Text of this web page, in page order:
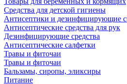
Средства для детской гигиены
Антисептики и дезинфицирующие
Антисептические средства для рук
Дезинфицирующие средства
Антисептические салфетки
Травы и фиточаи
Травы и фиточаи
Бальзамы, сиропы, эликсиры
Питание